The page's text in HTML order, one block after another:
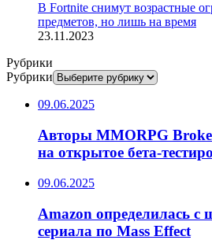
В Fortnite снимут возрастные
предметов, но лишь на время
23.11.2023
Рубрики
Рубрики
09.06.2025
Авторы MMORPG
на открытое бета-
09.06.2025
Amazon определилась с
сериала по Mass Effect